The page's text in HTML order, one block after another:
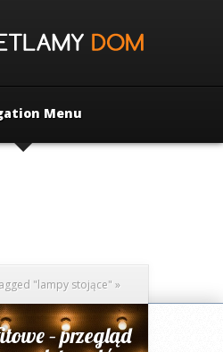
Menu
"lampy stojące" »
– przegląd